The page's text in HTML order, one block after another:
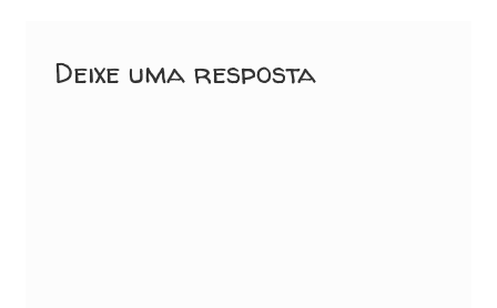
Deixe uma resposta